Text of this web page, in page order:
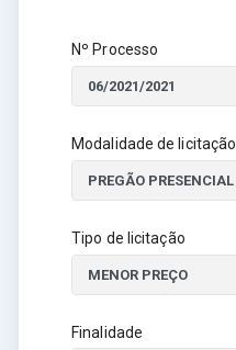
Nº Processo
Modalidade de licitação
Tipo de licitação
Finalidade